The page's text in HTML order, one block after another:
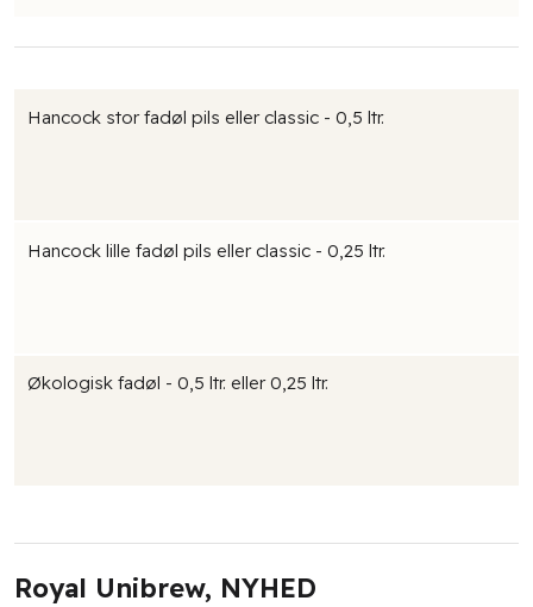
Hancock stor fadøl pils eller classic - 0,5 ltr.
Hancock lille fadøl pils eller classic - 0,25 ltr.
Økologisk fadøl - 0,5 ltr. eller 0,25 ltr.
Royal Unibrew, NYHED